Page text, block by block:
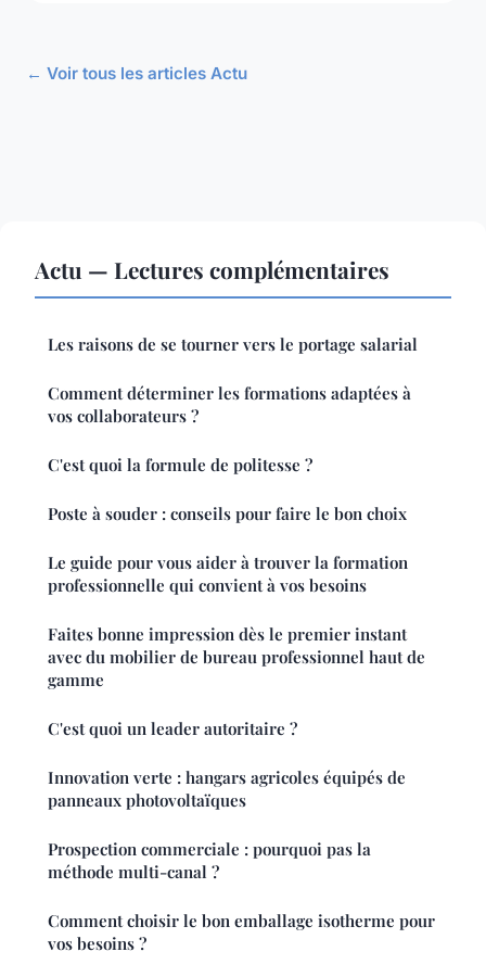
← Voir tous les articles Actu
Actu — Lectures complémentaires
Les raisons de se tourner vers le portage salarial
Comment déterminer les formations adaptées à
vos collaborateurs ?
C'est quoi la formule de politesse ?
Poste à souder : conseils pour faire le bon choix
Le guide pour vous aider à trouver la formation
professionnelle qui convient à vos besoins
Faites bonne impression dès le premier instant
avec du mobilier de bureau professionnel haut de
gamme
C'est quoi un leader autoritaire ?
Innovation verte : hangars agricoles équipés de
panneaux photovoltaïques
Prospection commerciale : pourquoi pas la
méthode multi-canal ?
Comment choisir le bon emballage isotherme pour
vos besoins ?